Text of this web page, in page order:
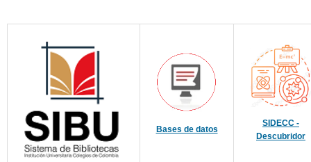
Bases de datos
SIDECC -
Descubridor